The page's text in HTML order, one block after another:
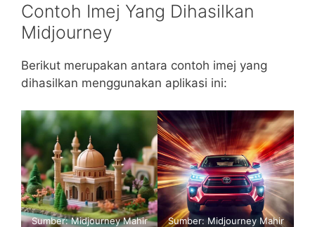
Contoh Imej Yang Dihasilkan
Midjourney
Berikut merupakan antara contoh imej yang
dihasilkan menggunakan aplikasi ini:
Sumber:Midjourney Mahir
Sumber:Midjourney Mahir